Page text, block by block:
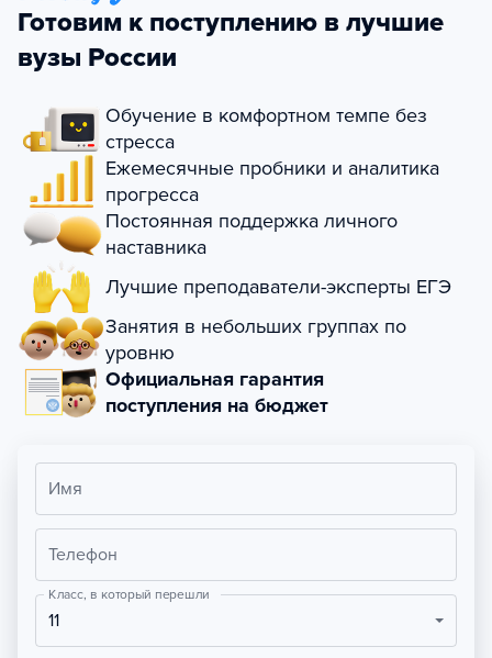
Готовим к поступлению в лучшие
вузы России
Обучение в комфортном темпе без
стресса
Ежемесячные пробники и аналитика
прогресса
Постоянная поддержка личного
наставника
Лучшие преподаватели-эксперты ЕГЭ
Занятия в небольших группах по
уровню
Официальная гарантия
поступления на бюджет
Имя
Телефон
Класс, в который перешли
11